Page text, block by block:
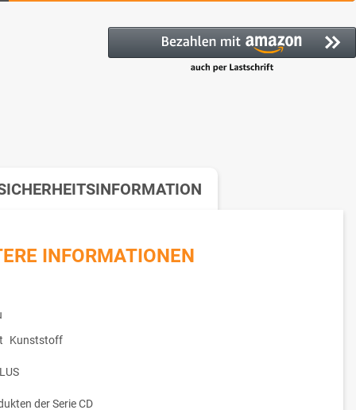
INFORMATIONEN
Kunststoff
der Serie CD